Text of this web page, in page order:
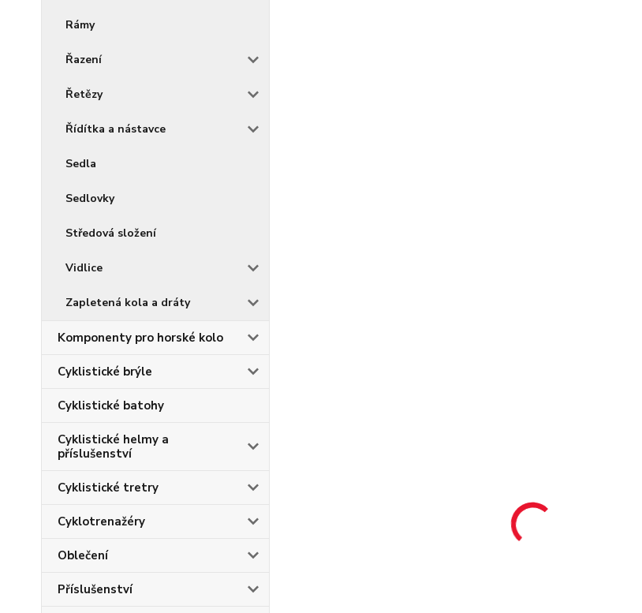
Rámy
Řazení
Řetězy
Řídítka a nástavce
Sedla
Sedlovky
Středová složení
Vidlice
Zapletená kola a dráty
Komponenty pro horské kolo
Cyklistické brýle
Cyklistické batohy
Cyklistické helmy a
příslušenství
Cyklistické tretry
Cyklotrenažéry
Oblečení
Příslušenství